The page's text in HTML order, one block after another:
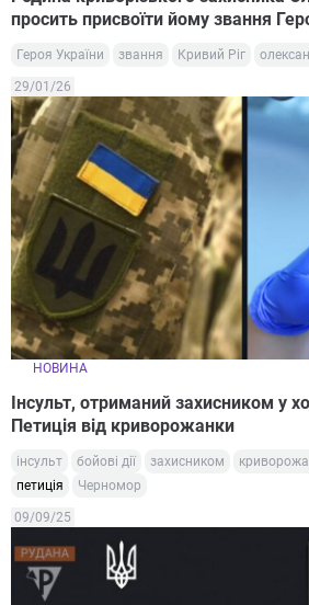
просить присвоїти йому звання
Героя України звання Кривий Ріг
29/01/26
НОВИНА
Інсульт, отриманий захисником у
Петиція від криворожанки
інсульт бойові дії захисником
петиція
Черномор
09/09/25